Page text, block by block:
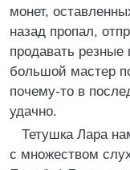
монет,
назад пропал,
продавать
большой мастер
почему-то в
удачно.
Тетушка Лара
с множеством